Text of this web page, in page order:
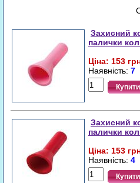
Захисний
палички
Ціна: 153
Наявність: 7
Купити
Захисний
палички
Ціна: 153
Наявність: 4
Купити